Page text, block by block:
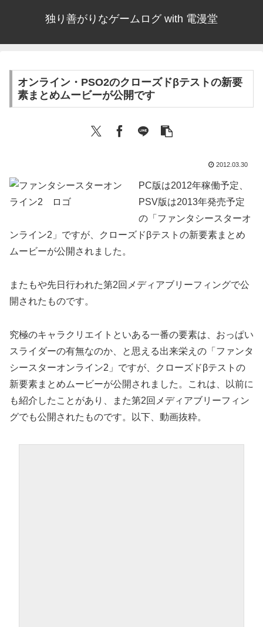
独り善がりなゲームログ with 電漫堂
オンライン・PSO2のクローズドβテストの新要
素まとめムービーが公開です
2012.03.30
PC版は2012年稼働予定、
PSV版は2013年発売予定
の「ファンタシースターオ
ンライン2」ですが、クローズドβテストの新要素まとめ
ムービーが公開されました。
またもや先日行われた第2回メディアブリーフィングで公
開されたものです。
究極のキャラクリエイトといある一番の要素は、おっぱい
スライダーの有無なのか、と思える出来栄えの「ファンタ
シースターオンライン2」ですが、クローズドβテストの
新要素まとめムービーが公開されました。これは、以前に
も紹介したことがあり、また第2回メディアブリーフィン
グでも公開されたものです。以下、動画抜粋。